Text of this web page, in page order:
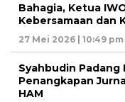
Bahagia, Ketua
Kebersamaan dan
27 Mei 2026 | 10:49
Syahbudin Padang
Penangkapan
HAM